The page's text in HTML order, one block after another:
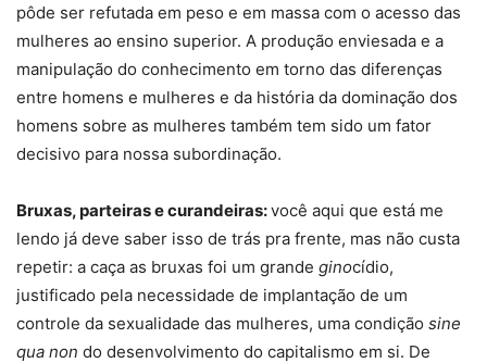
pôde ser refutada em peso e em massa com o acesso das
mulheres ao ensino superior. A produção enviesada e a
manipulação do conhecimento em torno das diferenças
entre homens e mulheres e da história da dominação dos
homens sobre as mulheres também tem sido um fator
decisivo para nossa subordinação.
Bruxas, parteiras e curandeiras:você aqui que está me
lendo já deve saber isso de trás pra frente, mas não custa
repetir: a caça as bruxas foi um grande ginocídio,
justificado pela necessidade de implantação de um
controle da sexualidade das mulheres, uma condição sine
qua non do desenvolvimento do capitalismo em si. De